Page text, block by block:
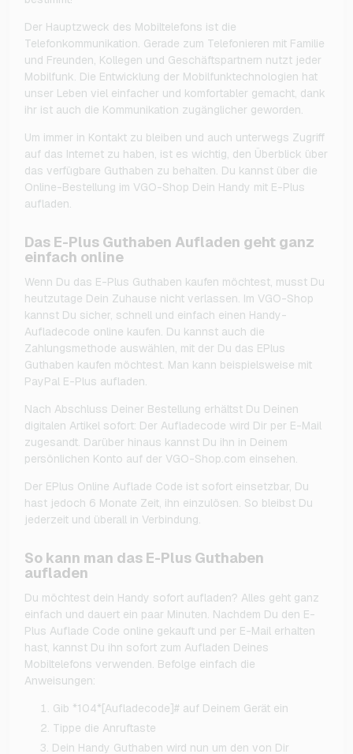
Der Hauptzweck des Mobiltelefons ist die
Telefonkommunikation. Gerade zum Telefonieren mit Familie
und Freunden, Kollegen und Geschäftspartnern nutzt jeder
Mobilfunk. Die Entwicklung der Mobilfunktechnologien hat
unser Leben viel einfacher und komfortabler gemacht, dank
ihr ist auch die Kommunikation zugänglicher geworden.
Um immer in Kontakt zu bleiben und auch unterwegs Zugriff
auf das Internet zu haben, ist es wichtig, den Überblick über
das verfügbare Guthaben zu behalten. Du kannst über die
Online-Bestellung im VGO-Shop Dein Handy mit E-Plus
aufladen.
Das E-Plus Guthaben Aufladen geht ganz
einfach online
Wenn Du das E-Plus Guthaben kaufen möchtest, musst Du
heutzutage Dein Zuhause nicht verlassen. Im VGO-Shop
kannst Du sicher, schnell und einfach einen Handy-
Aufladecode online kaufen. Du kannst auch die
Zahlungsmethode auswählen, mit der Du das EPlus
Guthaben kaufen möchtest. Man kann beispielsweise mit
PayPal E-Plus aufladen.
Nach Abschluss Deiner Bestellung erhältst Du Deinen
digitalen Artikel sofort: Der Aufladecode wird Dir per E-Mail
zugesandt. Darüber hinaus kannst Du ihn in Deinem
persönlichen Konto auf der VGO-Shop.com einsehen.
Der EPlus Online Auflade Code ist sofort einsetzbar, Du
hast jedoch 6 Monate Zeit, ihn einzulösen. So bleibst Du
jederzeit und überall in Verbindung.
So kann man das E-Plus Guthaben
aufladen
Du möchtest dein Handy sofort aufladen? Alles geht ganz
einfach und dauert ein paar Minuten. Nachdem Du den E-
Plus Auflade Code online gekauft und per E-Mail erhalten
hast, kannst Du ihn sofort zum Aufladen Deines
Mobiltelefons verwenden. Befolge einfach die
Anweisungen:
Gib *104*[Aufladecode]# auf Deinem Gerät ein
Tippe die Anruftaste
Dein Handy Guthaben wird nun um den von Dir